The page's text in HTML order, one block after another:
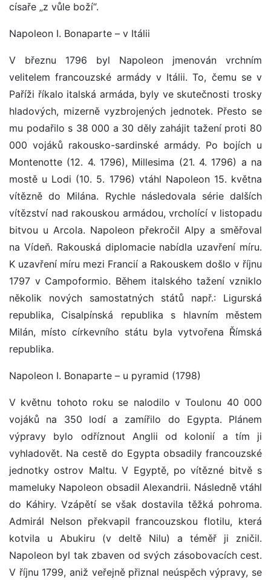
císaře „z vůle boží“.
Napoleon I. Bonaparte – v Itálii
V březnu 1796 byl Napoleon jmenován vrchním
velitelem francouzské armády v Itálii. To, čemu se v
Paříži říkalo italská armáda, byly ve skutečnosti trosky
hladových, mizerně vyzbrojených jednotek. Přesto se
mu podařilo s 38 000 a 30 děly zahájit tažení proti 80
000 vojáků rakousko-sardinské armády. Po bojích u
Montenotte (12. 4. 1796), Millesima (21. 4. 1796) a na
mostě u Lodi (10. 5. 1796) vtáhl Napoleon 15. května
vítězně do Milána. Rychle následovala série dalších
vítězství nad rakouskou armádou, vrcholící v listopadu
bitvou u Arcola. Napoleon překročil Alpy a směřoval
na Vídeň. Rakouská diplomacie nabídla uzavření míru.
K uzavření míru mezi Francií a Rakouskem došlo v říjnu
1797 v Campoformio. Během italského tažení vzniklo
několik nových samostatných států např.: Ligurská
republika, Cisalpínská republika s hlavním městem
Milán, místo církevního státu byla vytvořena Římská
republika.
Napoleon I. Bonaparte – u pyramid (1798)
V květnu tohoto roku se nalodilo v Toulonu 40 000
vojáků na 350 lodí a zamířilo do Egypta. Plánem
výpravy bylo odříznout Anglii od kolonií a tím ji
vyhladovět. Na cestě do Egypta obsadily francouzské
jednotky ostrov Maltu. V Egyptě, po vítězné bitvě s
mameluky Napoleon obsadil Alexandrii. Následně vtáhl
do Káhiry. Vzápětí se však dostavila těžká pohroma.
Admirál Nelson překvapil francouzskou flotilu, která
kotvila u Abukiru (v deltě Nilu) a téměř ji zničil.
Napoleon byl tak zbaven od svých zásobovacích cest.
V říjnu 1799, aniž veřejně přiznal neúspěch výpravy, se